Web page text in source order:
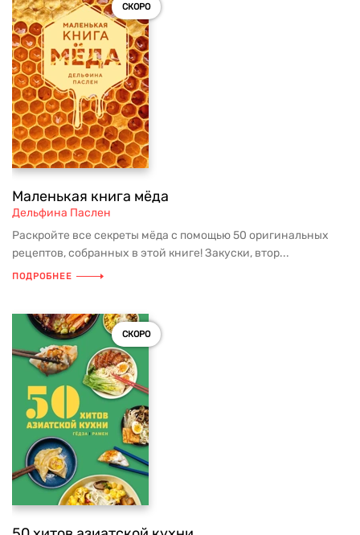
СКОРО
Маленькая книга мёда
Дельфина Паслен
Раскройте все секреты мёда с помощью 50 оригинальных
рецептов, собранных в этой книге! Закуски, втор...
ПОДРОБНЕЕ
СКОРО